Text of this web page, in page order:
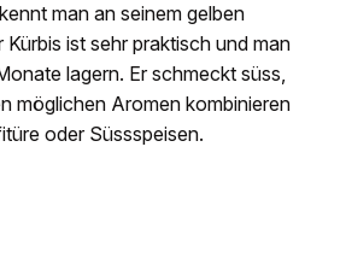
man an seinem gelben
ist sehr praktisch und man
lagern. Er schmeckt süss,
möglichen Aromen kombinieren
oder Süssspeisen.